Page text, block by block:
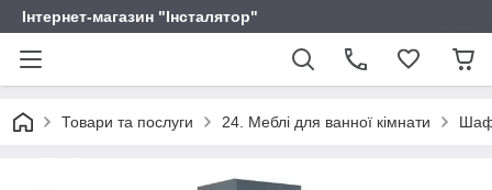
Інтернет-магазин "Інсталятор"
Товари та послуги 24. Меблі для ванної кімнати